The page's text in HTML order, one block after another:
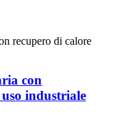
con
industriale